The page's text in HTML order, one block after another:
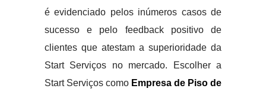
é evidenciado pelos inúmeros casos de
sucesso e pelo feedback positivo de
clientes que atestam a superioridade da
Start Serviços no mercado. Escolher a
Start Serviços como Empresa de Piso de